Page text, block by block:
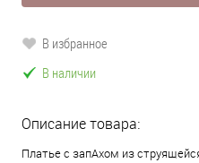
В избранное
В наличии
Описание товара:
Платье с запАхом из